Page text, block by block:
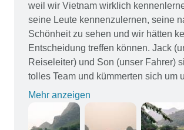
weil wir Vietnam wirklich
seine Leute kennenzulernen, seine
Schönheit zu sehen und wir hätten
Entscheidung treffen können. Jack
Reiseleiter) und Son (unser Fahrer)
tolles Team und kümmerten sich um
es uns nie vorstellen konnten.
machten wir uns auf unser großes
Norden Vietnams, wo wir in Ha
Mehr anzeigen